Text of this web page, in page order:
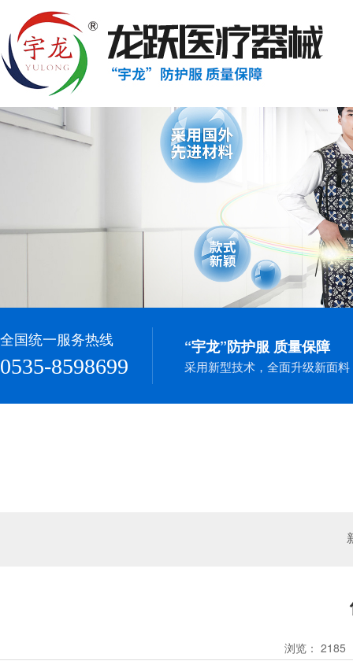
全国统一服务热线
0535-8598699
“宇龙”防护服 质量保障
采用新型技术，全面升级新面
浏览： 2185